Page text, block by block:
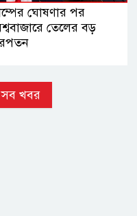
ঘোষণার পর
তেলের বড়
সব খবর